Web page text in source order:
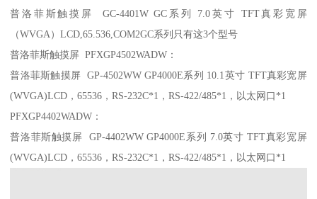
普洛菲斯触摸屏 GC-4401W GC系列 7.0英寸 TFT真彩宽屏
（WVGA）LCD,65.536,COM2GC系列只有这3个型号
普洛菲斯触摸屏 PFXGP4502WADW：
普洛菲斯触摸屏 GP-4502WW GP4000E系列 10.1英寸 TFT真彩宽屏
(WVGA)LCD，65536，RS-232C*1，RS-422/485*1，以太网口*1
PFXGP4402WADW：
普洛菲斯触摸屏 GP-4402WW GP4000E系列 7.0英寸 TFT真彩宽屏
(WVGA)LCD，65536，RS-232C*1，RS-422/485*1，以太网口*1